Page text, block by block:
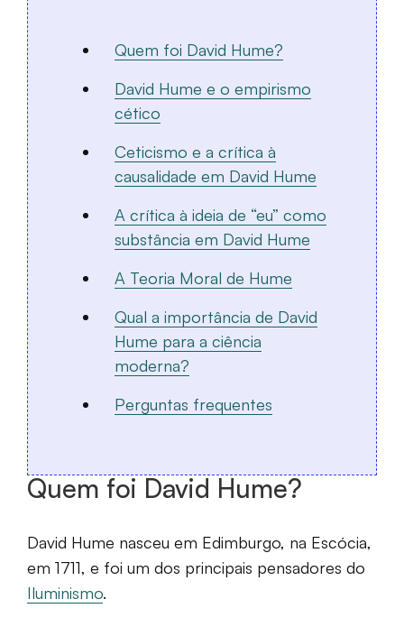
Quem foi David Hume?
David Hume e o empirismo
cético
Ceticismo e a crítica à
causalidade em David Hume
A crítica à ideia de “eu” como
substância em David Hume
A Teoria Moral de Hume
Qual a importância de David
Hume para a ciência
moderna?
Perguntas frequentes
Quem foi David Hume?
David Hume nasceu em Edimburgo, na Escócia,
em 1711, e foi um dos principais pensadores do
Iluminismo.